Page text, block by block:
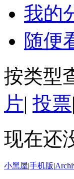
我的
随便
按类型
片| 投票|
现在还
小黑屋|手机版|